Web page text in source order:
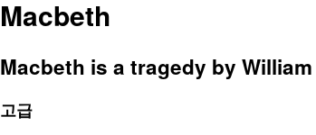
Macbeth
Macbeth is a tragedy by
고급